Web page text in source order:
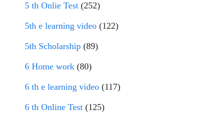
5 th Onlie Test (252)
5th e learning video (122)
5th Scholarship (89)
6 Home work (80)
6 th e learning video (117)
6 th Online Test (125)